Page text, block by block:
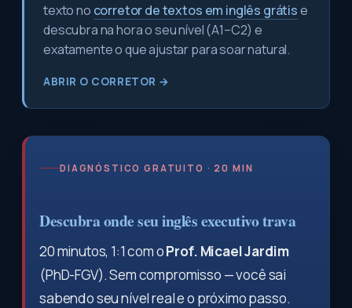
texto no corretor de textos em inglês grátise
descubra na hora o seu nível (A1–C2) e
exatamente o que ajustar para soar natural.
ABRIR O CORRETOR →
DIAGNÓSTICO GRATUITO · 20 MIN
Descubra onde seu inglês executivo trava
20 minutos, 1:1 com oProf. Micael Jardim
(PhD-FGV). Sem compromisso — você sai
sabendo seu nível real e o próximo passo.